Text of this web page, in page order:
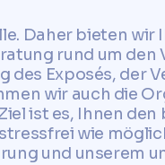
Daher bieten
rund um
des Exposés, der
wir auch die
ist es, Ihnen
wie
und unserem